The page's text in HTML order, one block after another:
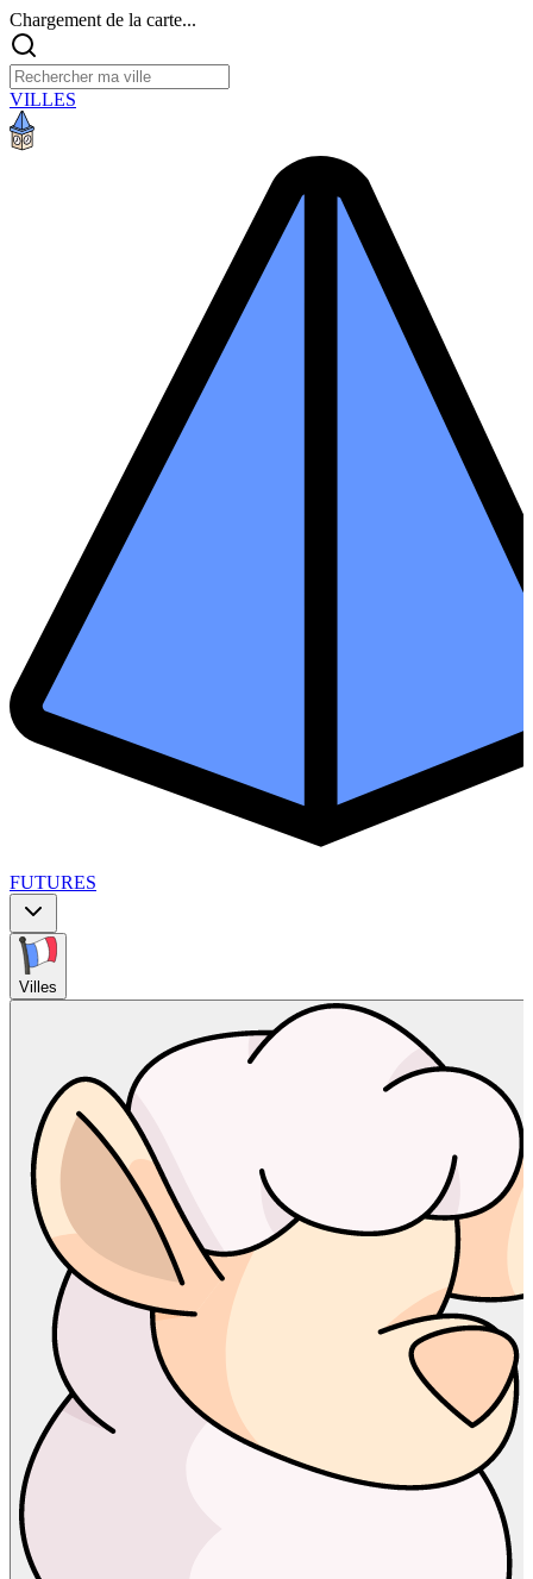
Chargement de la carte...
VILLES
FUTURES
Villes